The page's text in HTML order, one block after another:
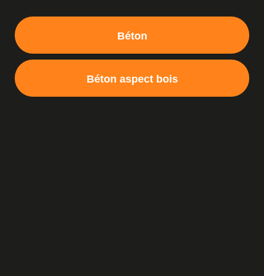
Béton
Béton aspect bois